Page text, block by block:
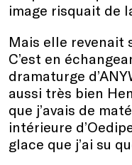
image risquait de
Mais elle revenait
C’est en
dramaturge
aussi très bien
que j’avais de
intérieure
glace que j’ai su